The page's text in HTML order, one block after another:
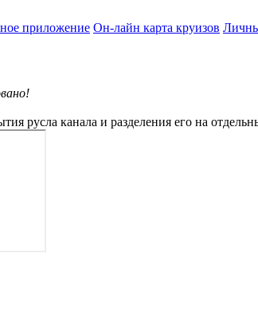
приложение Он-лайн карта круизов
русла канала и разделения его на